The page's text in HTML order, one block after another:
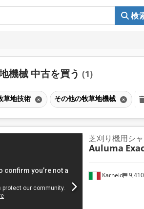
検
機械 中古を買う (1)
草地技術 その他の牧草地機械
Karneid
芝刈り機用シ
Auluma